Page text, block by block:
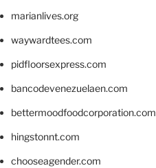
marianlives.org
waywardtees.com
pidfloorsexpress.com
bancodevenezuelaen.com
bettermoodfoodcorporation.com
hingstonnt.com
chooseagender.com